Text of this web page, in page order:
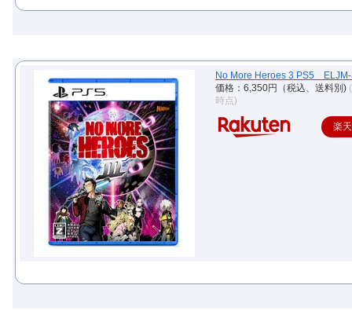
No More Heroes 3 PS5
価格：6,350円（税込、送料別)
時点)
楽